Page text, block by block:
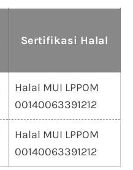
Sertifikasi Halal
Halal MUI LPPOM
00140063391212
Halal MUI LPPOM
00140063391212